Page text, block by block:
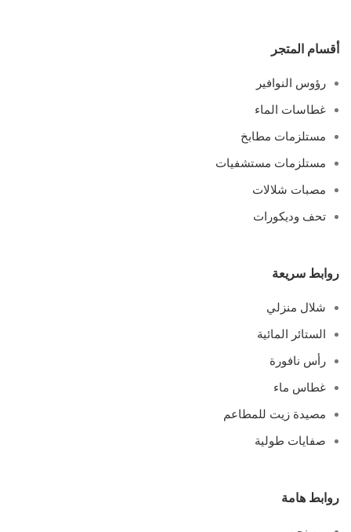
أقسام المتجر
رؤوس النوافير
غطاسات الماء
مستلزمات مطابخ
مستلزمات مستشفيات
مصبات شلالات
تحف وديكورات
روابط سريعة
شلال منزلي
الستائر المائية
رأس نافورة
غطاس ماء
مصيدة زيت للمطاعم
صفايات طولية
روابط هامة